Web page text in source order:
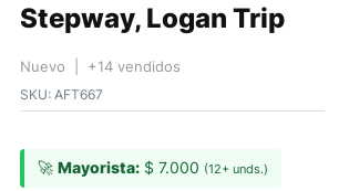
Stepway, Logan Trip
Nuevo | +14 vendidos
SKU: AFT667
🚀 Mayorista: $ 7.000 (12+ unds.)